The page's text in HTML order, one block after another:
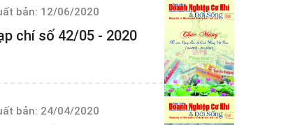
bản: 12/06/2020
chí số 42/05 - 2020
bản: 24/04/2020